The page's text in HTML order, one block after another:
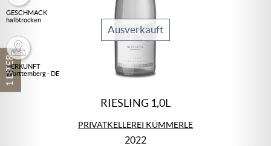
1 LITER
GESCHMACK
halbtrocken
HERKUNFT
Württemberg - DE
Ausverkauft
RIESLING 1,0L
PRIVATKELLEREI KÜMMERLE
2022